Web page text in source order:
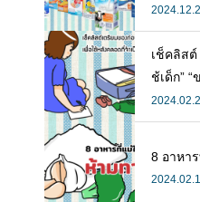
นดี พร้อ
ห้ลูก
เช็คลิสต์
ช้เด็ก” “ของใช้หลังคลอด” เพื่อใช้ห
ลังคลอด
8 อาหา